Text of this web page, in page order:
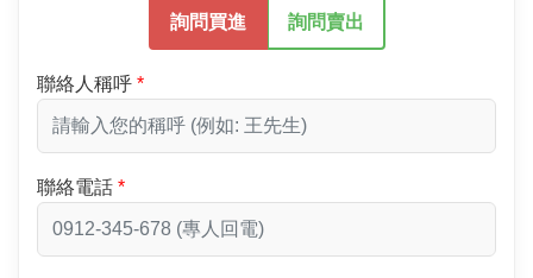
詢問買進 詢問賣出
聯絡人稱呼
聯絡電話